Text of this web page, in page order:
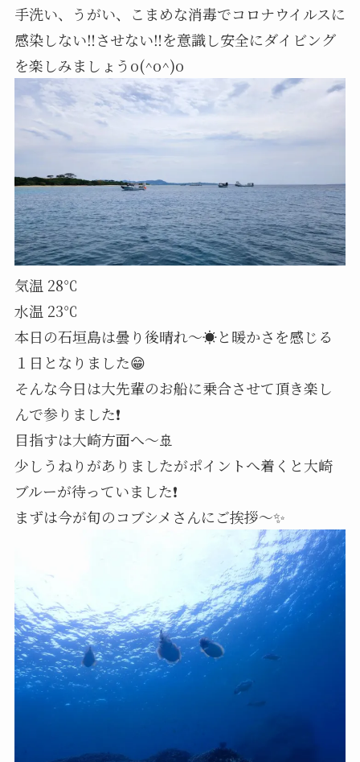
手洗い、うがい、こまめな消毒でコロナウイルスに
感染しない‼️させない‼️を意識し安全にダイビング
を楽しみましょうo(^o^)o
気温 28℃
水温 23℃
本日の石垣島は曇り後晴れ～☀️と暖かさを感じる
１日となりました😁
そんな今日は大先輩のお船に乗合させて頂き楽し
んで参りました❗
目指すは大崎方面へ～🚢
少しうねりがありましたがポイントへ着くと大崎
ブルーが待っていました❗
まずは今が旬のコブシメさんにご挨拶～✨